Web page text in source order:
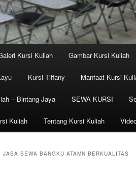
content
content
Kursi Kuliah Gambar Kursi Kuliah
Kursi Tiffany Manfaat Kursi
– Bintang Jaya SEWA KURSI
Kuliah Tentang Kursi Kuliah
JASA SEWA BANGKU ATAMN BERKUALITAS